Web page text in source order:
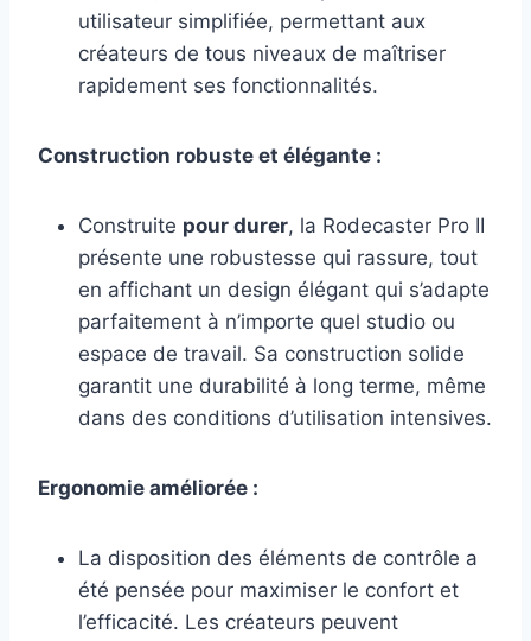
utilisateur simplifiée, permettant aux
créateurs de tous niveaux de maîtriser
rapidement ses fonctionnalités.
Construction robuste et élégante :
Construite pour durer, la Rodecaster Pro II
présente une robustesse qui rassure, tout
en affichant un design élégant qui s’adapte
parfaitement à n’importe quel studio ou
espace de travail. Sa construction solide
garantit une durabilité à long terme, même
dans des conditions d’utilisation intensives.
Ergonomie améliorée :
La disposition des éléments de contrôle a
été pensée pour maximiser le confort et
l’efficacité. Les créateurs peuvent